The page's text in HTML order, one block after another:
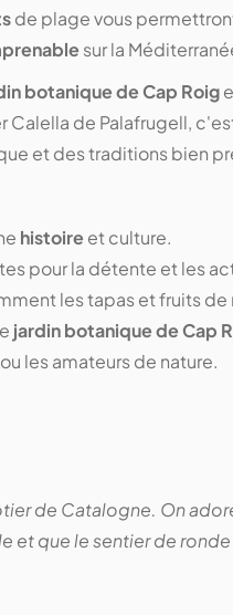
de plage vous
sur la
botanique de Cap Roig
de Palafrugell,
et des traditions bien
histoireet culture.
pour la détente et les
les tapas et fruits de
jardin botanique de Cap
les amateurs de nature.
de Catalogne. On
et que le sentier de